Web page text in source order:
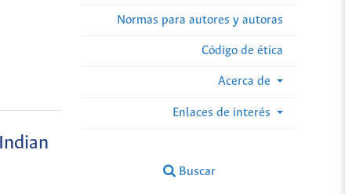
Normas para autores y autoras
Código de ética
Acerca de
Enlaces de interés
Buscar